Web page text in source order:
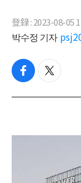
登録 : 2023-08-05
박수정 기자
f
c
t
i